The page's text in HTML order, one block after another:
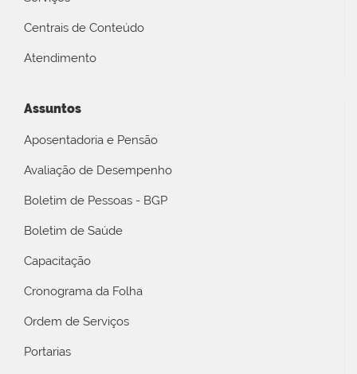
Centrais de Conteúdo
Atendimento
Assuntos
Aposentadoria e Pensão
Avaliação de Desempenho
Boletim de Pessoas - BGP
Boletim de Saúde
Capacitação
Cronograma da Folha
Ordem de Serviços
Portarias